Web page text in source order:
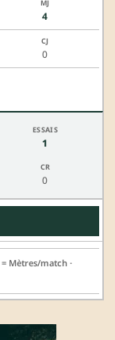
4
0
1
0
= Mètres/match ·